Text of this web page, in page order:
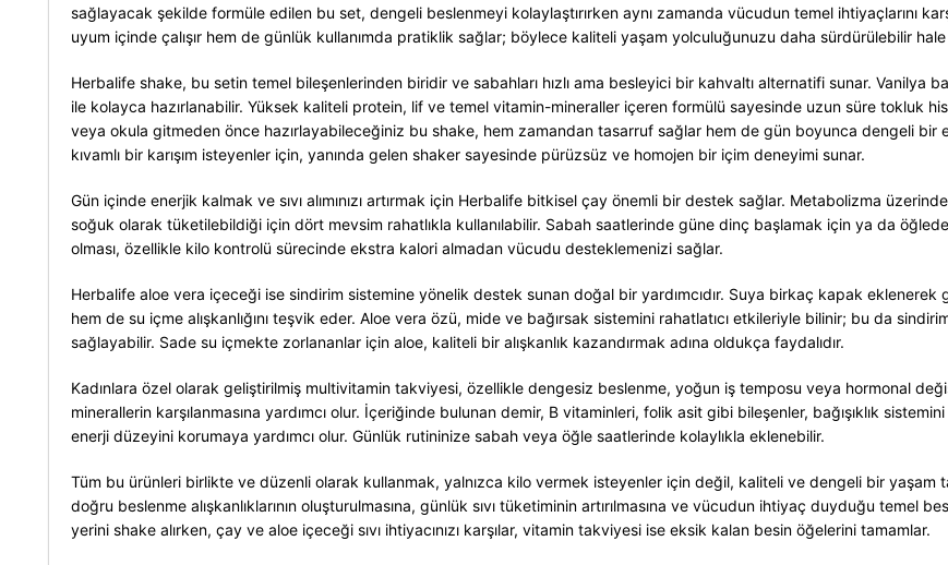
sağlayacak şekilde formüle edilen bu set, dengeli beslenmeyi kolaylaştırırken aynı zamanda vücudun temel ihtiyaçlarını
uyum içinde çalışır hem de günlük kullanımda pratiklik sağlar; böylece kaliteli yaşam yolculuğunuzu daha sürdürülebilir
Herbalife shake, bu setin temel bileşenlerinden biridir ve sabahları hızlı ama besleyici bir kahvaltı alternatifi sunar. Vanilya
ile kolayca hazırlanabilir. Yüksek kaliteli protein, lif ve temel vitamin-mineraller içeren formülü sayesinde uzun süre tokluk
veya okula gitmeden önce hazırlayabileceğiniz bu shake, hem zamandan tasarruf sağlar hem de gün boyunca dengeli bir
kıvamlı bir karışım isteyenler için, yanında gelen shaker sayesinde pürüzsüz ve homojen bir içim deneyimi sunar.
Gün içinde enerjik kalmak ve sıvı alımınızı artırmak için Herbalife bitkisel çay önemli bir destek sağlar. Metabolizma
soğuk olarak tüketilebildiği için dört mevsim rahatlıkla kullanılabilir. Sabah saatlerinde güne dinç başlamak için ya da
olması, özellikle kilo kontrolü sürecinde ekstra kalori almadan vücudu desteklemenizi sağlar.
Herbalife aloe vera içeceği ise sindirim sistemine yönelik destek sunan doğal bir yardımcıdır. Suya birkaç kapak
hem de su içme alışkanlığını teşvik eder. Aloe vera özü, mide ve bağırsak sistemini rahatlatıcı etkileriyle bilinir; bu da
sağlayabilir. Sade su içmekte zorlananlar için aloe, kaliteli bir alışkanlık kazandırmak adına oldukça faydalıdır.
Kadınlara özel olarak geliştirilmiş multivitamin takviyesi, özellikle dengesiz beslenme, yoğun iş temposu veya hormonal
minerallerin karşılanmasına yardımcı olur. İçeriğinde bulunan demir, B vitaminleri, folik asit gibi bileşenler, bağışıklık
enerji düzeyini korumaya yardımcı olur. Günlük rutininize sabah veya öğle saatlerinde kolaylıkla eklenebilir.
Tüm bu ürünleri birlikte ve düzenli olarak kullanmak, yalnızca kilo vermek isteyenler için değil, kaliteli ve dengeli bir yaşam
doğru beslenme alışkanlıklarının oluşturulmasına, günlük sıvı tüketiminin artırılmasına ve vücudun ihtiyaç duyduğu temel
yerini shake alırken, çay ve aloe içeceği sıvı ihtiyacınızı karşılar, vitamin takviyesi ise eksik kalan besin öğelerini tamamlar.